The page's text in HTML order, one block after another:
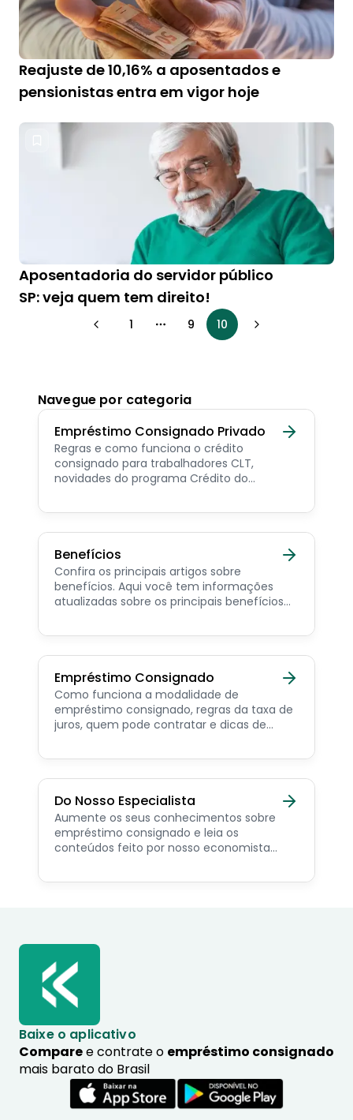
Reajuste de 10,16% a aposentados e
pensionistas entra em vigor hoje
Aposentadoria do servidor público
SP: veja quem tem direito!
1 More pages
9 10
Navegue por categoria
Empréstimo Consignado Privado
Regras e como funciona o crédito
consignado para trabalhadores CLT,
novidades do programa Crédito do
consignado privado.
Benefícios
Confira os principais artigos sobre
benefícios. Aqui você tem informações
atualizadas sobre os principais benefícios
pensionista e beneficiários de programas
Empréstimo Consignado
Como funciona a modalidade de
empréstimo consignado, regras da taxa de
juros, quem pode contratar e dicas de
Do Nosso Especialista
Aumente os seus conhecimentos sobre
empréstimo consignado e leia os
conteúdos feito por nosso economista
Baixe o aplicativo
Comparee contrate o empréstimo consignado
mais barato do Brasil